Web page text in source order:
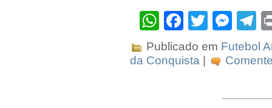
WhatsApp
Facebook
Twitter
Publicado em Futebol
da Conquista |